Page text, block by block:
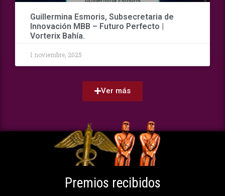
Guillermina Esmoris, Subsecretaria de
Innovación MBB – Futuro Perfecto |
Vorterix Bahía.
1 noviembre, 2025
Ver más
Premios recibidos